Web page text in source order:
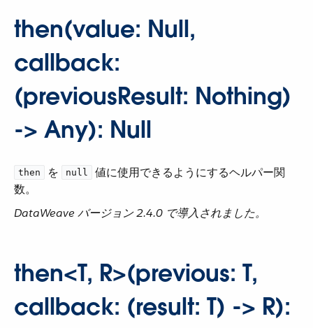
then(value: Null,
callback:
(previousResult: Nothing)
-> Any): Null
then ​ を ​ null
​ 値に使用できるようにするヘルパー関
数。
DataWeave バージョン 2.4.0 で導入されました。
then<T, R>(previous: T,
callback: (result: T) -> R):